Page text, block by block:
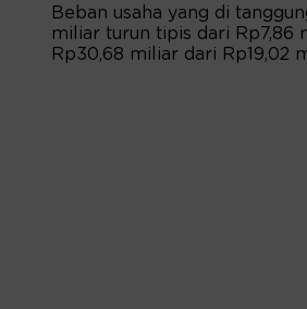
Beban usaha yang di
miliar turun tipis dari Rp7,86
Rp30,68 miliar dari Rp19,02